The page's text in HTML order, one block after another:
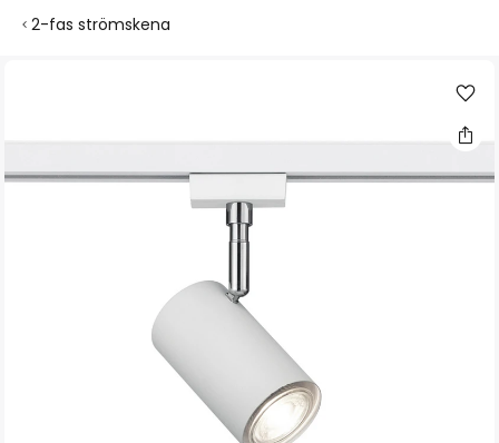
2-fas strömskena
bildgalleriet